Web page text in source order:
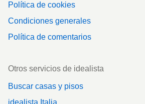
Política de cookies
Condiciones generales
Política de comentarios
Otros servicios de idealista
Buscar casas y pisos
idealista Italia